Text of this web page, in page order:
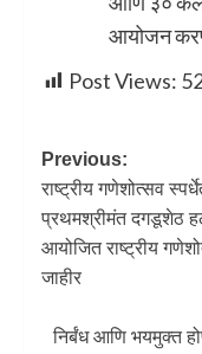
आयोजन
Post Views:
Previous:
राष्ट्रीय गणेशोत्सव
प्रथमश्रीमंत दगडूशेठ
आयोजित राष्ट्रीय
जाहीर
निर्बंध आणि भयमुक्त